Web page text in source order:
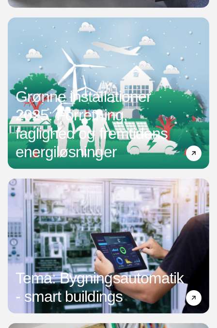
Grønne installationer
2025: Forretning,
faglighed og fremtidens
energiløsninger
Tema: Bygningsautomatik
- smart buildings